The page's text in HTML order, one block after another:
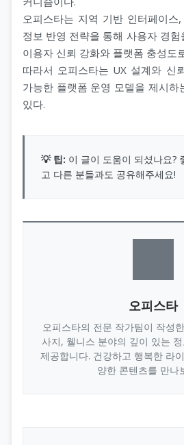
오피스타는 지역 기반 인터페이
정보 반영 전략을 통해 사용자 경
이용자 신뢰 강화와 플랫폼 충성도
따라서 오피스타는 UX 설계와 신
가능한 플랫폼 운영 모델을 제시하
있다.
💡 팁: 이 글이 도움이 되셨나요?
고 다른 분들과도 공유해주세요!
오피스타
오피스타의 전문 작가팀이 작성
사지, 웰니스 분야의 깊이 있는
제공합니다. 건강하고 행복한 라
양한 콘텐츠를 만나